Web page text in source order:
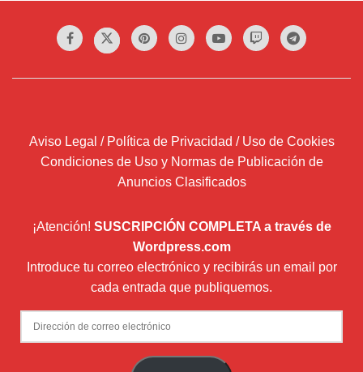
Aviso Legal / Política de Privacidad / Uso de Cookies
Condiciones de Uso y Normas de Publicación de
Anuncios Clasificados
¡Atención! SUSCRIPCIÓN COMPLETA a través de
Wordpress.com
Introduce tu correo electrónico y recibirás un email por
cada entrada que publiquemos.
Dirección
de